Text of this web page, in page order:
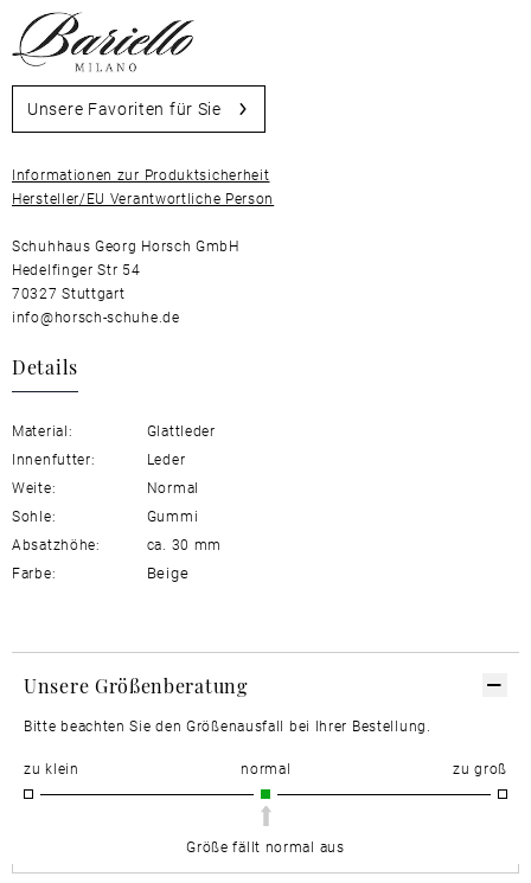
Unsere Favoriten für Sie
Informationen zur Produktsicherheit
Hersteller/EU Verantwortliche Person
Schuhhaus Georg Horsch GmbH
Hedelfinger Str 54
70327 Stuttgart
info@horsch-schuhe.de
Details
Material:
Glattleder
Innenfutter:
Leder
Weite:
Normal
Sohle:
Gummi
Absatzhöhe:
ca. 30 mm
Farbe:
Beige
Unsere Größenberatung
Bitte beachten Sie den Größenausfall bei Ihrer Bestellung.
zu klein normal zu groß
Größe fällt normal aus